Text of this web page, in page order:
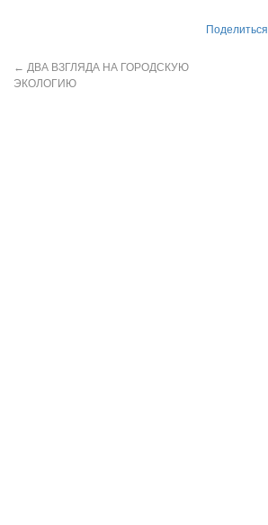
Поделиться
← ДВА ВЗГЛЯДА НА ГОРОДСКУЮ
ЭКОЛОГИЮ